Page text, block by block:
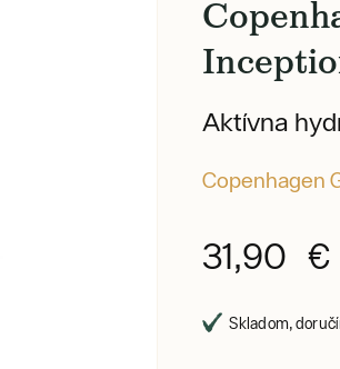
Aktívna
Copenhagen
31,90 €
Skladom,